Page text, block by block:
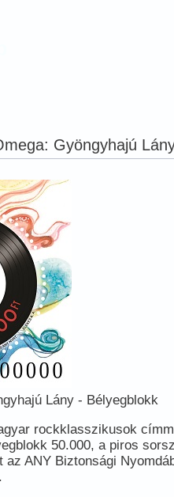
Gyöngyhajú
Lány - Bélyegblokk
rockklasszikusok
50.000, a piros
ANY Biztonsági